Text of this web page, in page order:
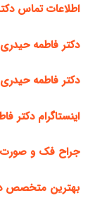
اطلاعات تماس
دکتر فاطمه
دکتر فاطمه
اینستاگرام دکتر
جراح فک و صورت
بهترین متخصص